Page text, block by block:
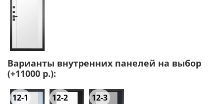
Варианты внутренних панелей на выбор
(+11000 р.):
12-1 12-2 12-3